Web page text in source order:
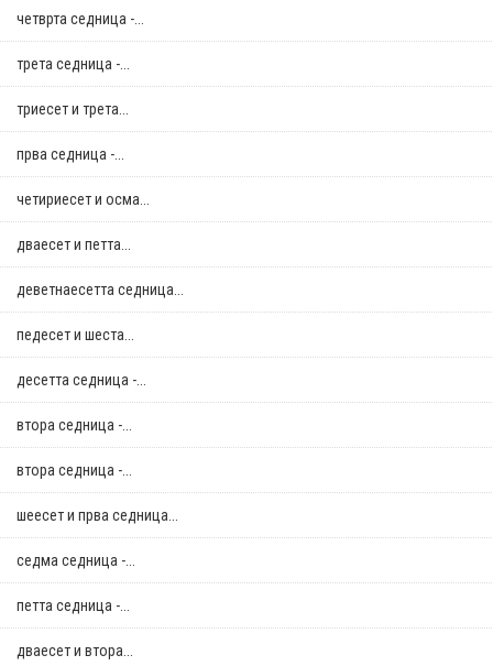
четврта седница -...
трета седница -...
триесет и трета...
прва седница -...
четириесет и осма...
дваесет и петта...
деветнаесетта седница...
педесет и шеста...
десетта седница -...
втора седница -...
втора седница -...
шеесет и прва седница...
седма седница -...
петта седница -...
дваесет и втора...